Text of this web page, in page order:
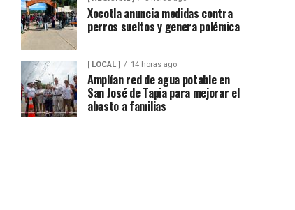
Xocotla anuncia medidas contra
perros sueltos y genera polémica
[ LOCAL ] 14 horas ago
Amplían red de agua potable en
San José de Tapia para mejorar el
abasto a familias